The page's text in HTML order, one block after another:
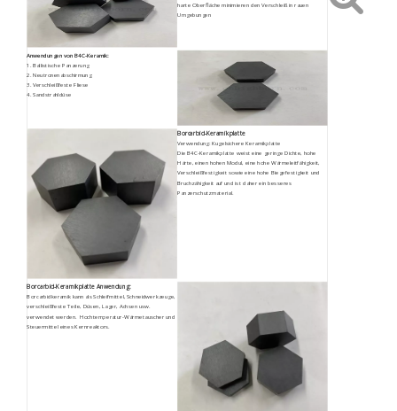
harte Oberfläche minimieren den Verschleiß in rauen
Umgebungen
Anwendungen von B4C-Keramik:
1. Ballistische Panzerung
2. Neutronenabschirmung
3. Verschleißfeste Fliese
4. Sandstrahldüse
Borcarbid-Keramikplatte
Verwendung: Kugelsichere Keramikplatte
Die B4C-Keramikplatte weist eine geringe Dichte, hohe
Härte, einen hohen Modul, eine hohe Wärmeleitfähigkeit,
Verschleißfestigkeit sowie eine hohe Biegefestigkeit und
Bruchzähigkeit auf und ist daher ein besseres
Panzerschutzmaterial.
Borcarbid-Keramikplatte Anwendung:
Borcarbidkeramik kann als Schleifmittel, Schneidwerkzeuge,
verschleißfeste Teile, Düsen, Lager, Achsen usw.
verwendet werden. Hochtemperatur-Wärmetauscher und
Steuermittel eines Kernreaktors.